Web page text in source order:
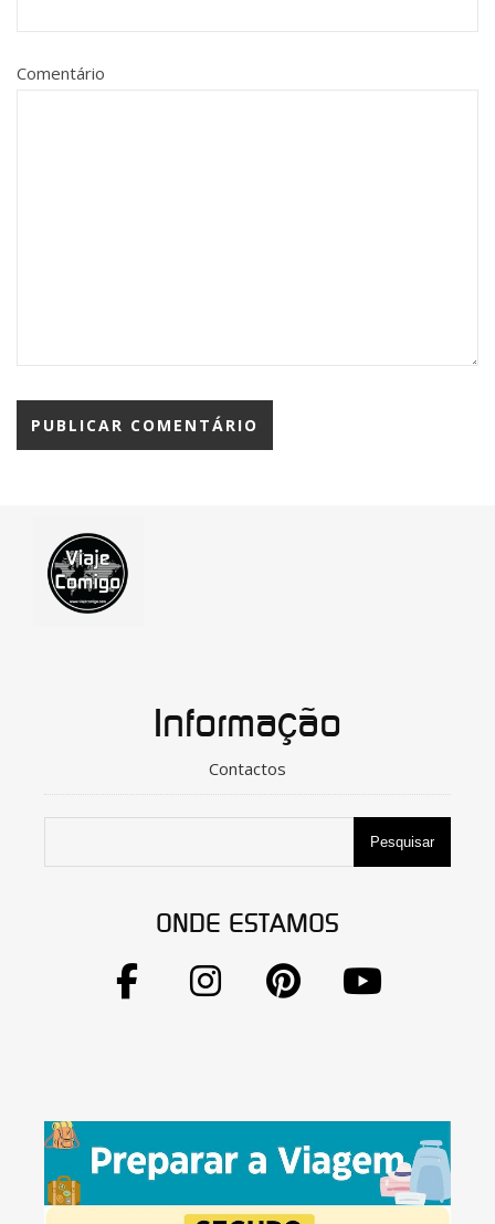
Comentário
Informação
Contactos
Pesquisar
ONDE ESTAMOS